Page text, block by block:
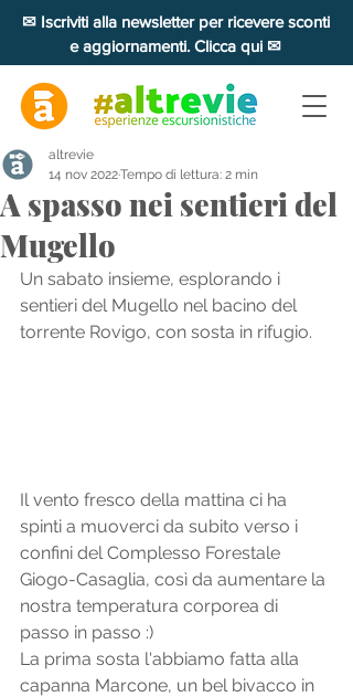
✉ Iscriviti alla newsletter per ricevere sconti
e aggiornamenti. Clicca qui ✉
A spasso nei sentieri del
Mugello
altrevie
14 nov 2022Tempo di lettura: 2 min
Un sabato insieme, esplorando i
sentieri del Mugello nel bacino del
torrente Rovigo, con sosta in rifugio.
Il vento fresco della mattina ci ha
spinti a muoverci da subito verso i
confini del Complesso Forestale
Giogo-Casaglia, così da aumentare la
nostra temperatura corporea di
passo in passo :)
La prima sosta l'abbiamo fatta alla
capanna Marcone, un bel bivacco in